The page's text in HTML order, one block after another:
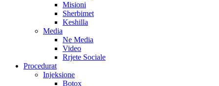
Misioni
Sherbimet
Keshilla
Media
Ne Media
Video
Rrjete Sociale
Procedurat
Injeksione
Botox